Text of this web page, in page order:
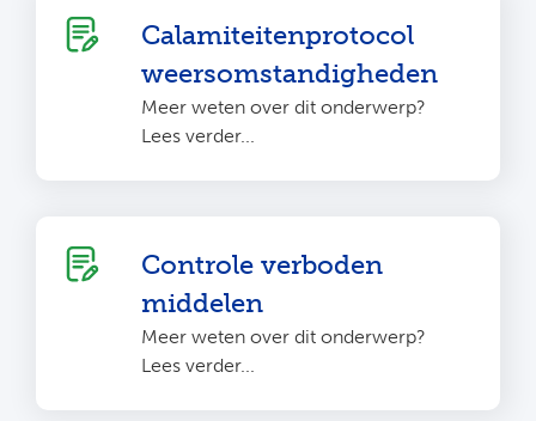
Calamiteitenprotocol
weersomstandigheden
Meer weten over dit onderwerp?
Lees verder...
Controle verboden
middelen
Meer weten over dit onderwerp?
Lees verder...